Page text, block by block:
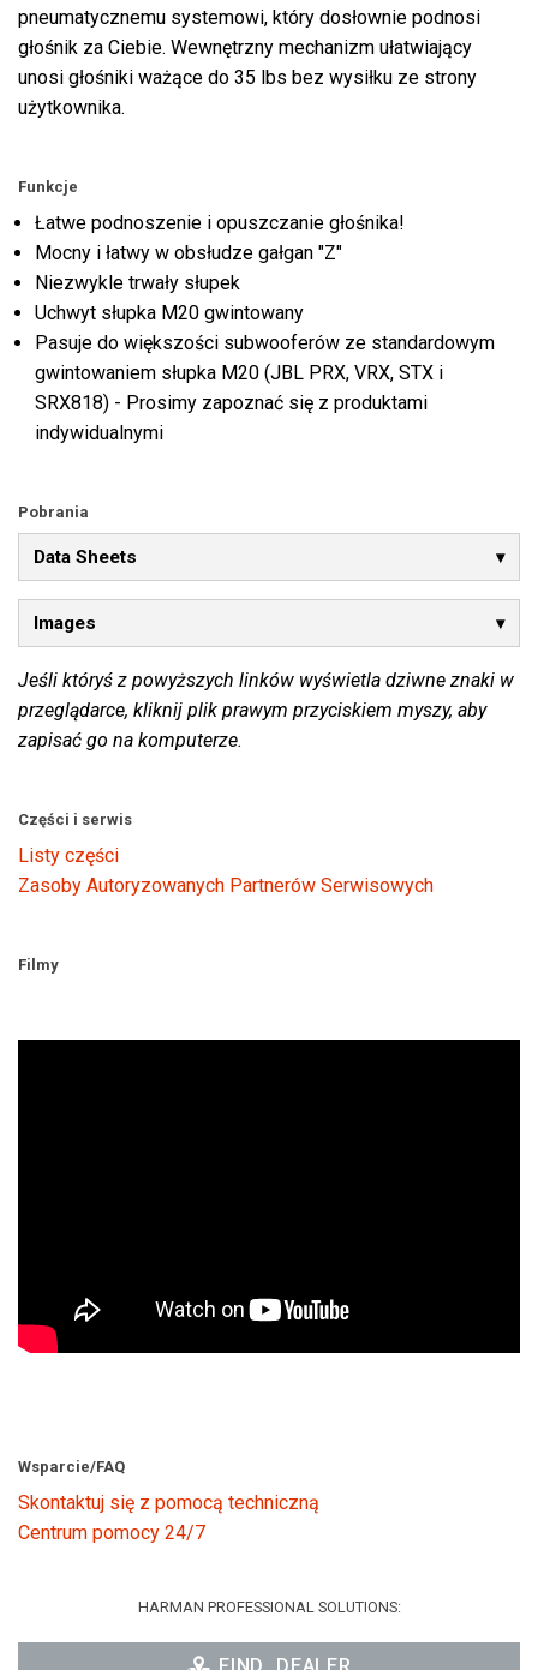
pneumatycznemu systemowi, który dosłownie podnosi
głośnik za Ciebie. Wewnętrzny mechanizm ułatwiający
unosi głośniki ważące do 35 lbs bez wysiłku ze strony
użytkownika.
Funkcje
Łatwe podnoszenie i opuszczanie głośnika!
Mocny i łatwy w obsłudze gałgan "Z"
Niezwykle trwały słupek
Uchwyt słupka M20 gwintowany
Pasuje do większości subwooferów ze standardowym
gwintowaniem słupka M20 (JBL PRX, VRX, STX i
SRX818) - Prosimy zapoznać się z produktami
indywidualnymi
Pobrania
Data Sheets
Images
Jeśli któryś z powyższych linków wyświetla dziwne znaki w
przeglądarce, kliknij plik prawym przyciskiem myszy, aby
zapisać go na komputerze.
Części i serwis
Listy części
Zasoby Autoryzowanych Partnerów Serwisowych
Filmy
Wsparcie/FAQ
Skontaktuj się z pomocą techniczną
Centrum pomocy 24/7
HARMAN PROFESSIONAL SOLUTIONS: